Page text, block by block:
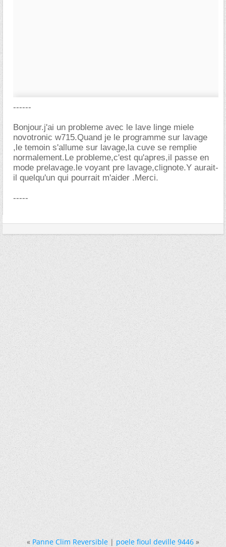
------
Bonjour.j'ai un probleme avec le lave linge miele
novotronic w715.Quand je le programme sur lavage
,le temoin s'allume sur lavage,la cuve se remplie
normalement.Le probleme,c'est qu'apres,il passe en
mode prelavage.le voyant pre lavage,clignote.Y aurait-
il quelqu'un qui pourrait m'aider .Merci.
-----
« Panne Clim Reversible|poele fioul deville 9446 »